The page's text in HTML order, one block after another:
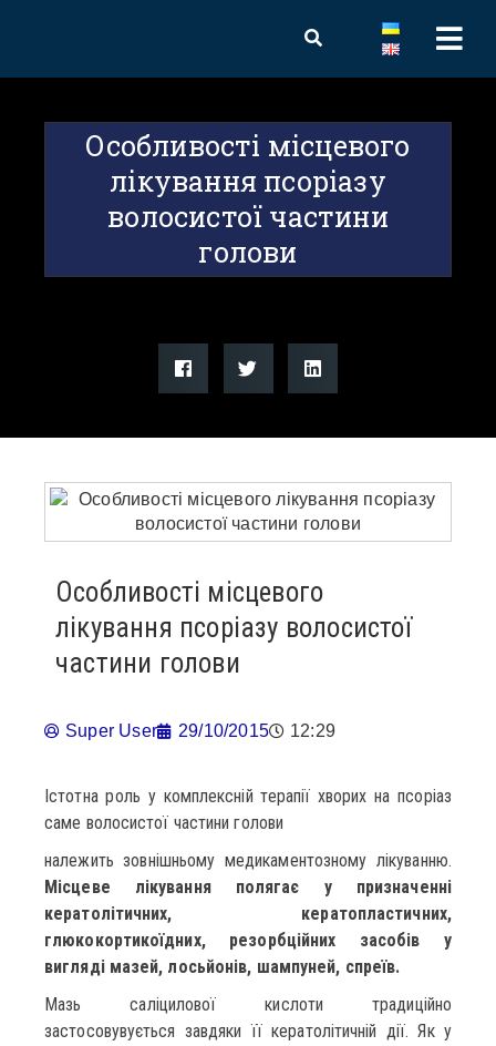
Особливості місцевого
лікування псоріазу
волосистої частини
голови
Особливості місцевого
лікування псоріазу волосистої
частини голови
Super User 29/10/2015 12:29
Істотна роль у комплексній терапії хворих на псоріаз
саме волосистої частини голови
належить зовнішньому медикаментозному лікуванню.
Місцеве лікування полягає у призначенні
кератолітичних, кератопластичних,
глюкокортикоїдних, резорбційних засобів у
вигляді мазей, лосьйонів, шампуней, спреїв.
Мазь саліцилової кислоти традиційно
застосовувується завдяки її кератолітичній дії. Як у